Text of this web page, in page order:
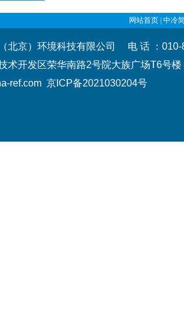
网站首页 中冷
北京）环境科技有限公司 电 话 ：010-
技术开发区荣华南路2号院大族广场
ref.com 京ICP备2021030204号